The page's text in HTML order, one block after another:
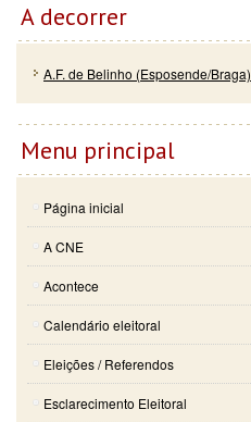
A decorrer
A.F. de Belinho (Esposende/Braga)
Menu principal
Página inicial
A CNE
Acontece
Calendário eleitoral
Eleições / Referendos
Esclarecimento Eleitoral